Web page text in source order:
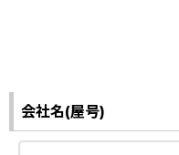
会社名(屋号)